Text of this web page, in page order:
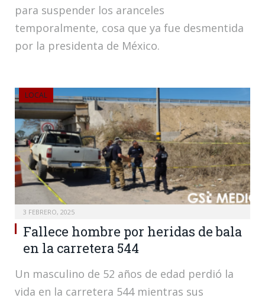
para suspender los aranceles
temporalmente, cosa que ya fue desmentida
por la presidenta de México.
LOCAL
3 FEBRERO, 2025
Fallece hombre por heridas de bala
en la carretera 544
Un masculino de 52 años de edad perdió la
vida en la carretera 544 mientras sus